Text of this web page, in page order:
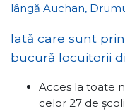
lângă Auchan,
Iată care sunt
bucură locuitorii
Acces la toate
celor 27 de